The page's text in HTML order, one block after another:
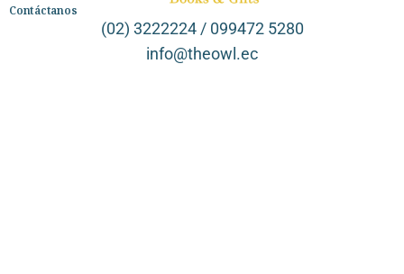
Contáctanos
(02) 3222224 / 099472 5280
info@theowl.ec